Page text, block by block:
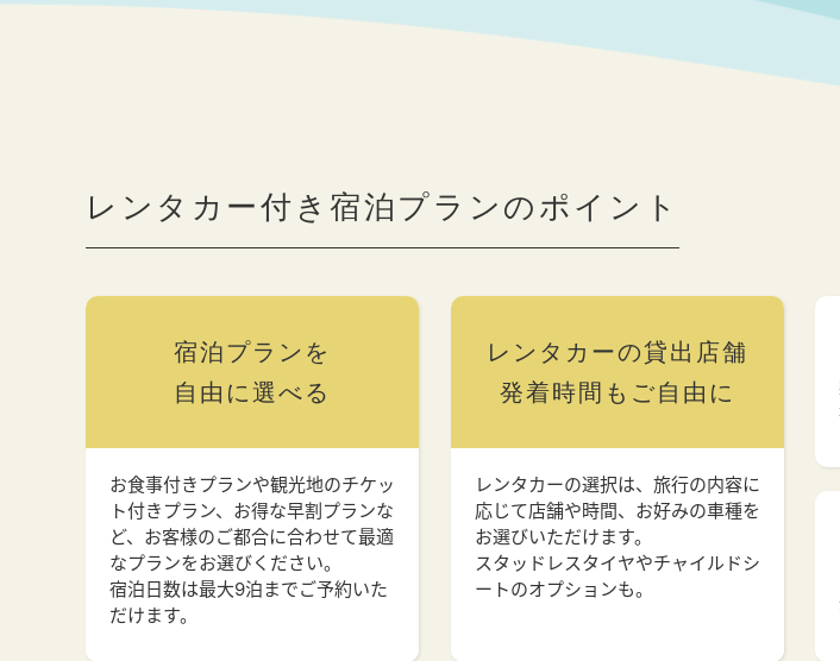
レンタカー付き宿泊プランのポイント
宿泊プランを
自由に選べる
お食事付きプランや観光地のチケッ
ト付きプラン、お得な早割プランな
ど、お客様のご都合に合わせて最適
なプランをお選びください。
宿泊日数は最大9泊までご予約いた
だけます。
レンタカーの貸出店舗
発着時間もご自由に
レンタカーの選択は、旅行の内容に
応じて店舗や時間、お好みの車種を
お選びいただけます。
スタッドレスタイヤやチャイルドシ
ートのオプションも。